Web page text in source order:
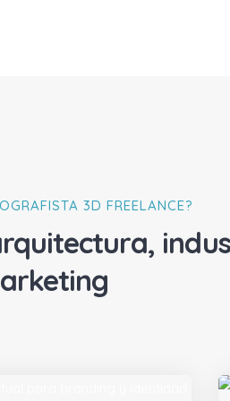
3D FREELANCE?